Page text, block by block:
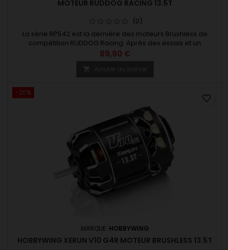
MOTEUR RUDDOG RACING 13.5T
(0)
La série RP542 est la dernière des moteurs Brushless de
compétition RUDDOG Racing. Après des essais et un
développement intensifs, des améliorations ont pu être
89,90 €
-20%
MARQUE: HOBBYWING
HOBBYWING XERUN V10 G4R MOTEUR BRUSHLESS 13.5T
favorite_border